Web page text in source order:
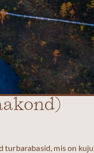
turbarabasid, mis on